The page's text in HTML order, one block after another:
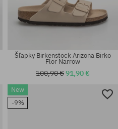
Dostupné veľkosti:
38; 39; 40
Šľapky Birkenstock Arizona Birko
Flor Narrow
100,90 €91,90 €
New
-9%